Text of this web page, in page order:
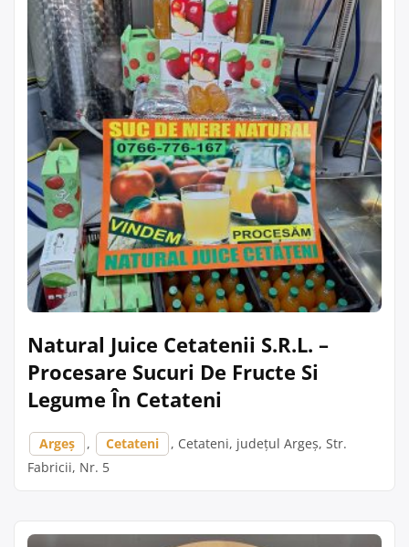
Natural Juice Cetatenii S.R.L. –
Procesare Sucuri De Fructe Si
Legume În Cetateni
Argeș , Cetateni
, Cetateni, județul Argeș, Str.
Fabricii, Nr. 5